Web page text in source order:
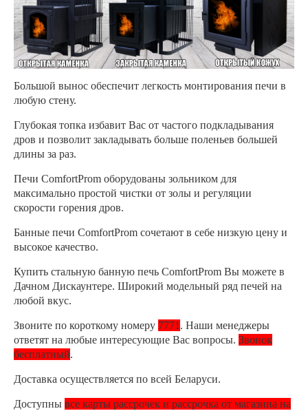
Большой вынос обеспечит легкость монтирования печи в
любую стену.
Глубокая топка избавит Вас от частого подкладывания
дров и позволит закладывать больше поленьев большей
длины за раз.
Печи ComfortProm оборудованы зольником для
максимально простой чистки от золы и регуляции
скорости горения дров.
Банные печи ComfortProm сочетают в себе низкую цену и
высокое качество.
Купить стальную банную печь ComfortProm Вы можете в
Дачном Дискаунтере. Широкий модельный ряд печей на
любой вкус.
Звоните по короткому номеру 7771 . Наши менеджеры
ответят на любые интересующие Вас вопросы. Звонок
бесплатный.
Доставка осуществляется по всей Беларуси.
Доступны все карты рассрочек и рассрочка от магазина на